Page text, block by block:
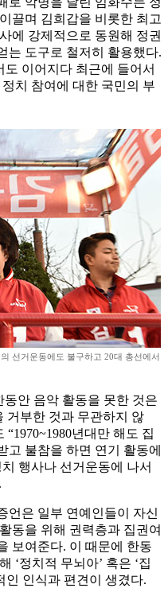
끌며 김희갑을 비롯한 최고
에 강제적으로 동원해 정권
는 도구로 철저히 활용했다.
이어지다 최근에 들어서
치 참여에 대한 국민의 부
선거운동에도 불구하고 20대 총선에서
안 음악 활동을 못한 것은
거부한 것과 무관하지 않
년대만 해도 집
고 불참을 하면 연기 활동에
행사나 선거운동에 나서
언은 일부 연예인들이 자신
동을 위해 권력층과 집권여
보여준다. 이 때문에 한동
‘정치적 무뇌아’ 혹은 ‘집
인 인식과 편견이 생겼다.